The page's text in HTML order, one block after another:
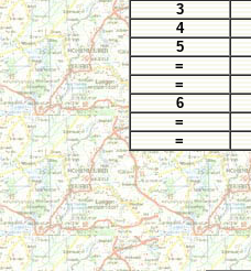
3
4
5
=
=
6
=
=